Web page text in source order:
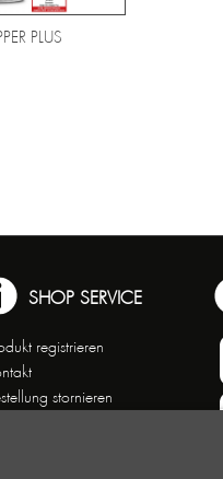
PLUS
SHOP SERVICE
registrieren
stornieren